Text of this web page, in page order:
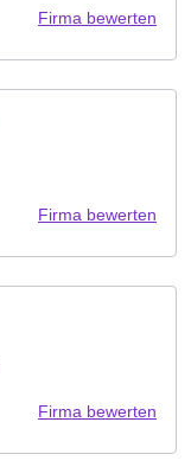
Firma bewerten
Firma bewerten
Firma bewerten